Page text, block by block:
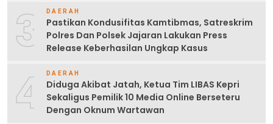
3 DAERAH
Pastikan Kondusifitas Kamtibmas, Satreskrim
Polres Dan Polsek Jajaran Lakukan Press
Release Keberhasilan Ungkap Kasus
4 DAERAH
Diduga Akibat Jatah, Ketua Tim LIBAS Kepri
Sekaligus Pemilik 10 Media Online Berseteru
Dengan Oknum Wartawan